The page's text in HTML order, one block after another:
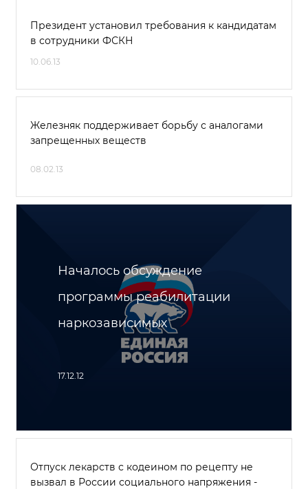
Президент установил требования к кандидатам
в сотрудники ФСКН
10.06.13
Железняк поддерживает борьбу с аналогами
запрещенных веществ
08.02.13
Началось обсуждение
программы реабилитации
наркозависимых
17.12.12
Отпуск лекарств с кодеином по рецепту не
вызвал в России социального напряжения -